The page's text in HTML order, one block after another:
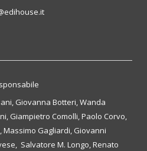
Giovanna Botteri, Wanda
Giampietro Comolli, Paolo Corvo,
Massimo Gagliardi, Giovanni
Salvatore M. Longo, Renato